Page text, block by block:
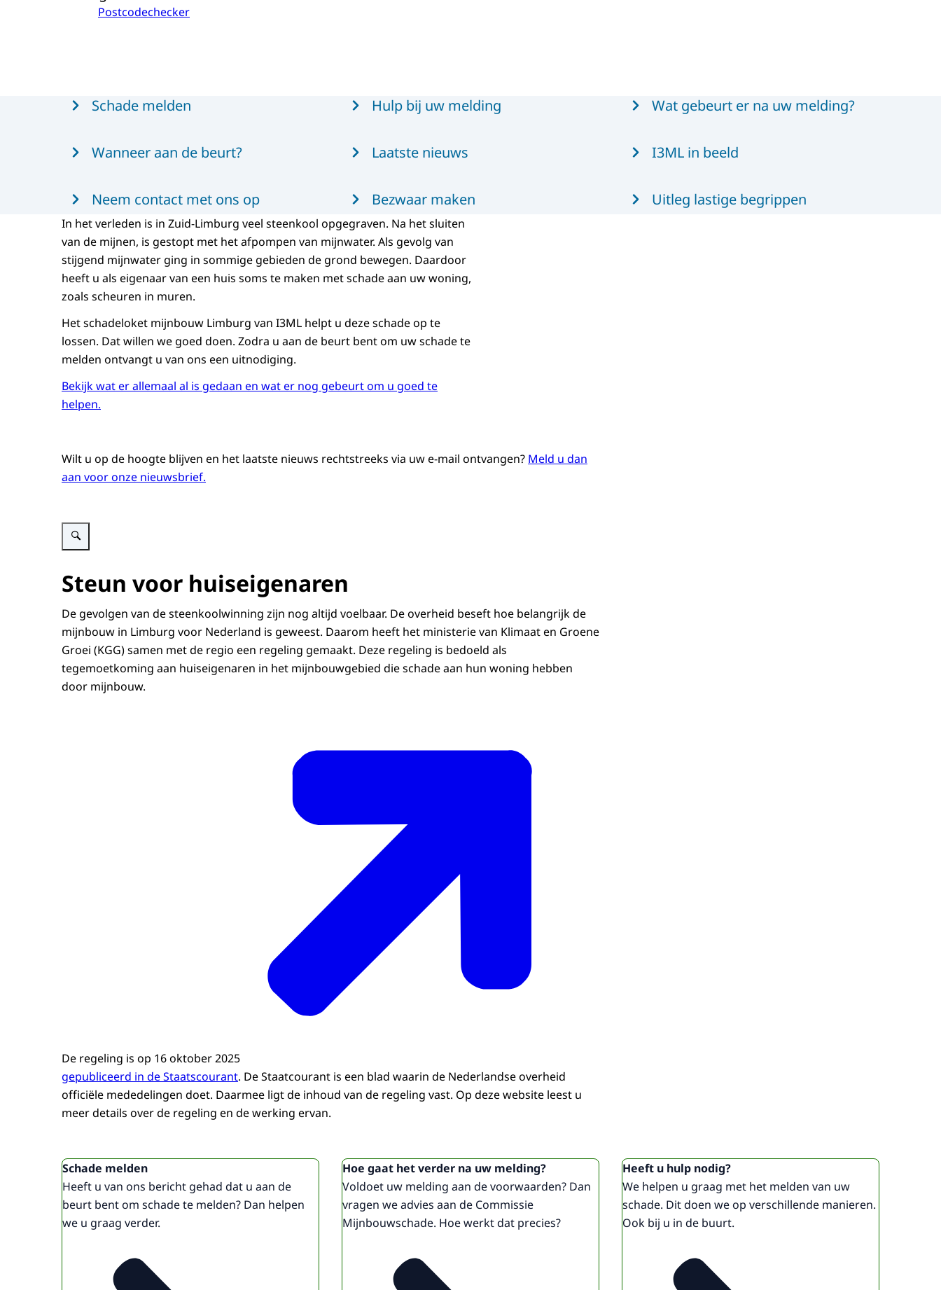
Postcodechecker
Schade melden Hulp bij uw melding Wat gebeurt er na uw melding?
Wanneer aan de beurt? Laatste nieuws I3ML in beeld
Neem contact met ons op Bezwaar maken Uitleg lastige begrippen
In het verleden is in Zuid-Limburg veel steenkool opgegraven. Na het sluiten
van de mijnen, is gestopt met het afpompen van mijnwater. Als gevolg van
stijgend mijnwater ging in sommige gebieden de grond bewegen. Daardoor
heeft u als eigenaar van een huis soms te maken met schade aan uw woning,
zoals scheuren in muren.
Het schadeloket mijnbouw Limburg van I3ML helpt u deze schade op te
lossen. Dat willen we goed doen. Zodra u aan de beurt bent om uw schade te
melden ontvangt u van ons een uitnodiging.
Bekijk wat er allemaal al is gedaan en wat er nog gebeurt om u goed te
helpen.
Wilt u op de hoogte blijven en het laatste nieuws rechtstreeks via uw e-mail ontvangen? Meld u dan
aan voor onze nieuwsbrief.
Steun voor huiseigenaren
De gevolgen van de steenkoolwinning zijn nog altijd voelbaar. De overheid beseft hoe belangrijk de
mijnbouw in Limburg voor Nederland is geweest. Daarom heeft het ministerie van Klimaat en Groene
Groei (KGG) samen met de regio een regeling gemaakt. Deze regeling is bedoeld als
tegemoetkoming aan huiseigenaren in het mijnbouwgebied die schade aan hun woning hebben
door mijnbouw.
De regeling is op 16 oktober 2025
gepubliceerd in de Staatscourant. De Staatcourant is een blad waarin de Nederlandse overheid
officiële mededelingen doet. Daarmee ligt de inhoud van de regeling vast. Op deze website leest u
meer details over de regeling en de werking ervan.
Uitgelicht
Schade melden
Heeft u van ons bericht gehad dat u aan de
beurt bent om schade te melden? Dan helpen
we u graag verder.
Hoe gaat het verder na uw melding?
Voldoet uw melding aan de voorwaarden? Dan
vragen we advies aan de Commissie
Mijnbouwschade. Hoe werkt dat precies?
Heeft u hulp nodig?
We helpen u graag met het melden van uw
schade. Dit doen we op verschillende manieren.
Ook bij u in de buurt.